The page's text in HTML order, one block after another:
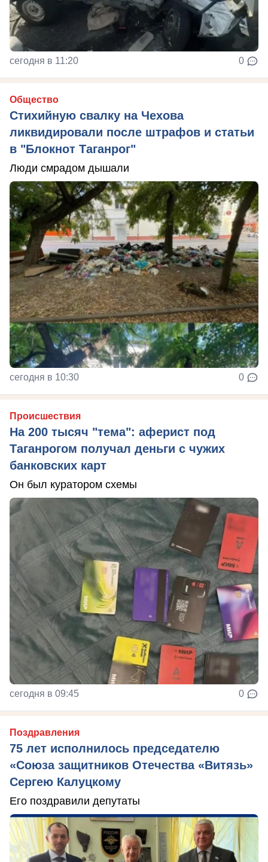
сегодня в 11:20 0
Общество
Стихийную свалку на Чехова
ликвидировали после штрафов и статьи
в "Блокнот Таганрог"
Люди смрадом дышали
сегодня в 10:30 0
Происшествия
На 200 тысяч "тема": аферист под
Таганрогом получал деньги с чужих
банковских карт
Он был куратором схемы
сегодня в 09:45 0
Поздравления
75 лет исполнилось председателю
«Союза защитников Отечества «Витязь»
Сергею Калуцкому
Его поздравили депутаты